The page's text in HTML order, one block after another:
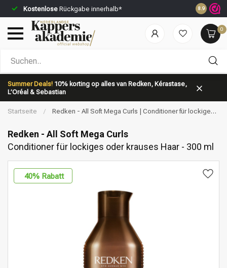
Kostenlose Rückgabe innerhalb* Vor 23:59
8.9
0
Summer Deals! 10% korting op alles van Redken, Kérastase,
L’Oréal & Sebastian
Nach welcher Kategorie suchst du?
Marken Haarpflege
Startseite /
Redken - All Soft Mega Curls | Conditioner für lockiges
Redken - All Soft Mega Curls
Conditioner für lockiges oder krauses Haar - 300 ml
40% Rabatt